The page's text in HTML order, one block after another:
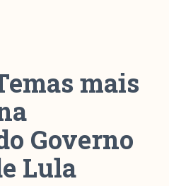
mais
Governo
Lula